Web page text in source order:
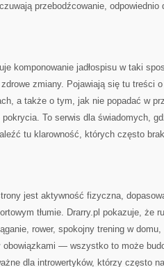
przebodźcowanie,
komponowanie jadłospisu w taki
zdrowe zmiany. Pojawiają się tu treści
a także o tym, jak nie popadać w
pokrycia. To serwis dla świadomych,
tu klarowność, których często
jest aktywność fizyczna,
tłumie. Drarry.pl pokazuje, że
rower, spokojny trening w
obowiązkami — wszystko to może
dla introwertyków, którzy często